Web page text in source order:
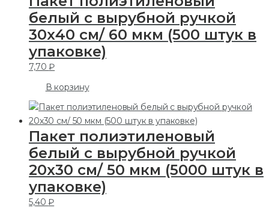
белый с вырубной ручкой
30х40 см/ 60 мкм (500 штук в
упаковке)
7,70₽
В корзину
Пакет полиэтиленовый
белый с вырубной ручкой
20х30 см/ 50 мкм (5000 штук в
упаковке)
5,40₽